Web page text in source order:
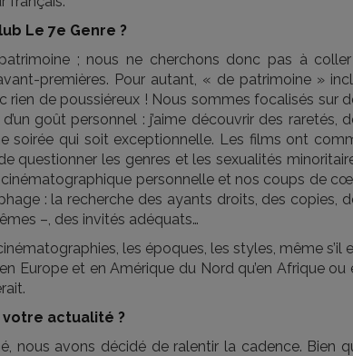
Le 7e Genre ?
; nous ne cherchons donc pas à
premières. Pour autant, « de patrimoine »
rien de poussiéreux ! Nous sommes focalisés sur
goût personnel : j’aime découvrir des raretés,
soirée qui soit exceptionnelle. Les films ont
questionner les genres et les sexualités
personnelle et nos coups de
: la recherche des ayants droits, des copies,
–, des invités adéquats…
les époques, les styles, même s’il
Europe et en Amérique du Nord qu’en Afrique ou
actualité ?
nous avons décidé de ralentir la cadence. Bien